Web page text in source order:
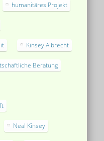
humanitäres Projekt
Kinsey Albrecht
Beratung
Neal Kinsey